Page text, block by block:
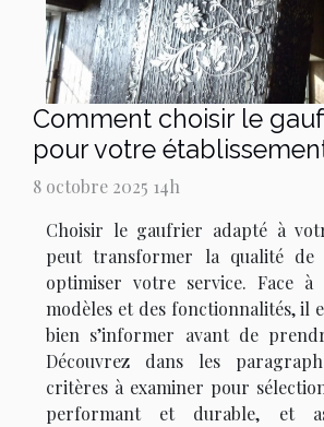
Comment choisir le
pour votre
8 octobre 2025 14h
Choisir le gaufrier adapté à
peut transformer la qualité de
optimiser votre service. Face
modèles et des fonctionnalités, il
bien s’informer avant de
Découvrez dans les
critères à examiner pour
performant et durable, et